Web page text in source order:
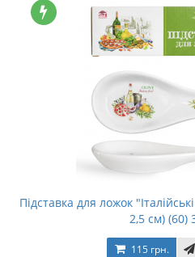
Підставка для ложок
2,5 см) (60)
115 грн.